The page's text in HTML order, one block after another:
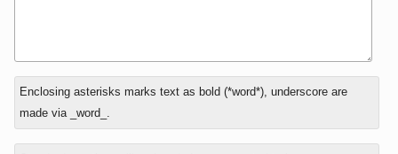
In
reply
to
Enclosing asterisks marks text as bold (*word*), underscore are
made via _word_.